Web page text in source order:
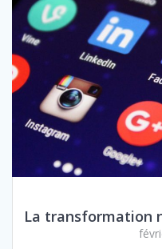
La transformation